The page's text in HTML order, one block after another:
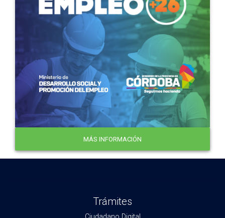
MÁS INFORMACIÓN
Trámites